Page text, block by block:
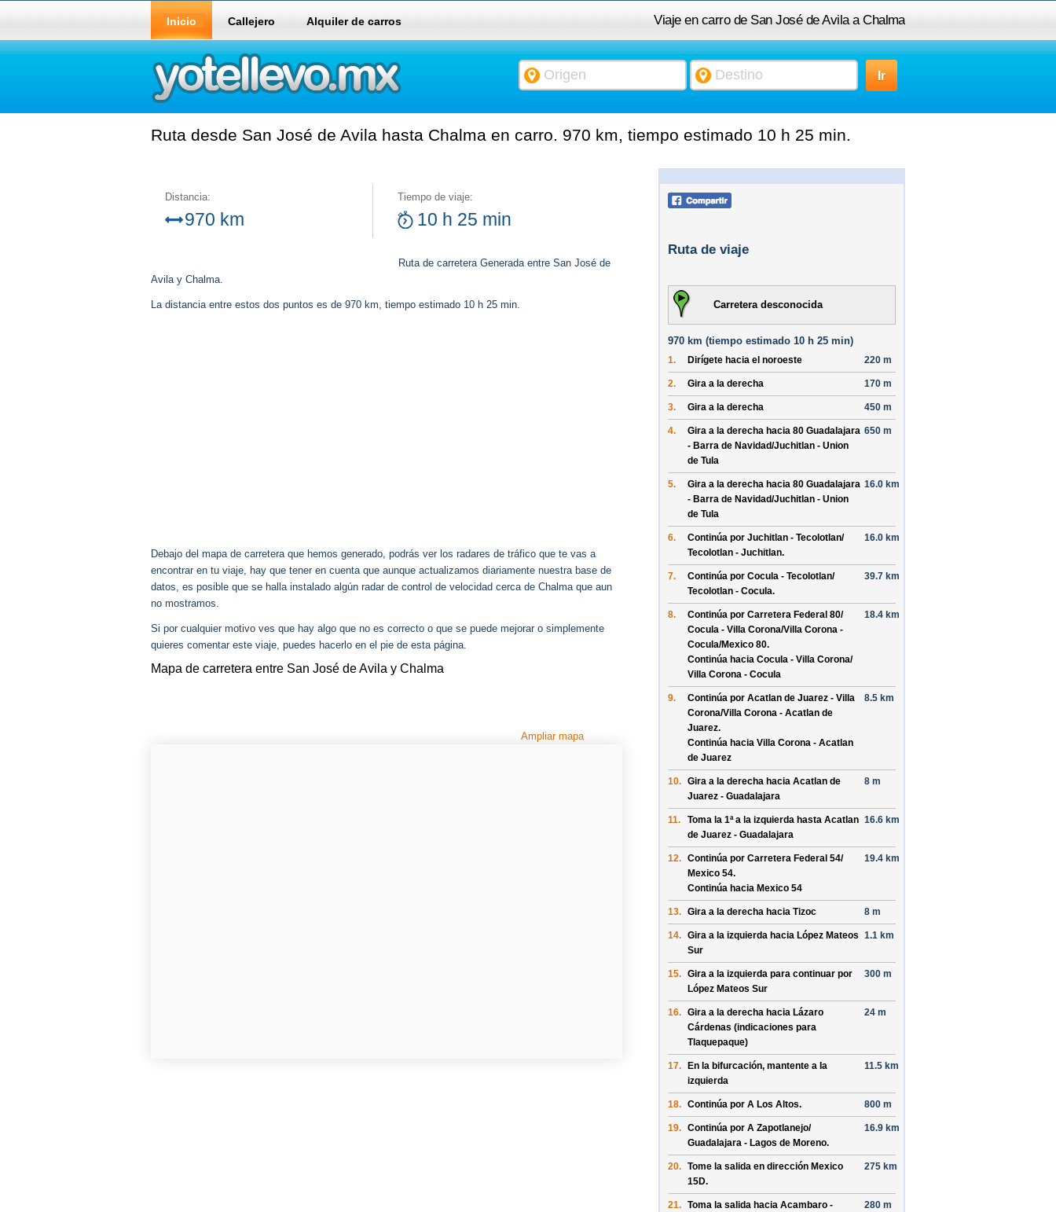
Viaje en carro de San José de Avila a Chalma
Inicio Callejero Alquiler de carros
Ruta desde San José de Avila hasta Chalma en carro. 970 km, tiempo estimado 10 h 25 min.
Distancia:
970 km
Tiempo de viaje:
10 h 25 min
Ruta de carretera Generada entre San José de
Avila y Chalma.
La distancia entre estos dos puntos es de 970 km, tiempo estimado 10 h 25 min.
Debajo del mapa de carretera que hemos generado, podrás ver los radares de tráfico que te vas a
encontrar en tu viaje, hay que tener en cuenta que aunque actualizamos diariamente nuestra base de
datos, es posible que se halla instalado algún radar de control de velocidad cerca de Chalma que aun
no mostramos.
Si por cualquier motivo ves que hay algo que no es correcto o que se puede mejorar o simplemente
quieres comentar este viaje, puedes hacerlo en el pie de esta página.
Mapa de carretera entre San José de Avila y Chalma
Ampliar mapa
Ruta de viaje
Carretera desconocida
970 km (tiempo estimado 10 h 25 min)
1. Dirígete hacia el noroeste 220 m
2. Gira a la derecha 170 m
3. Gira a la derecha 450 m
4. Gira a la derecha hacia 80 Guadalajara
- Barra de Navidad/Juchitlan - Union
de Tula
650 m
5. Gira a la derecha hacia 80 Guadalajara
- Barra de Navidad/Juchitlan - Union
de Tula
16.0 km
6. Continúa por Juchitlan - Tecolotlan/
Tecolotlan - Juchitlan.
16.0 km
7. Continúa por Cocula - Tecolotlan/
Tecolotlan - Cocula.
39.7 km
8. Continúa por Carretera Federal 80/
Cocula - Villa Corona/Villa Corona -
Cocula/Mexico 80.
Continúa hacia Cocula - Villa Corona/
Villa Corona - Cocula
18.4 km
9. Continúa por Acatlan de Juarez - Villa
Corona/Villa Corona - Acatlan de
Juarez.
Continúa hacia Villa Corona - Acatlan
de Juarez
8.5 km
10. Gira a la derecha hacia Acatlan de
Juarez - Guadalajara
8 m
11. Toma la 1ª a la izquierda hasta Acatlan
de Juarez - Guadalajara
16.6 km
12. Continúa por Carretera Federal 54/
Mexico 54.
Continúa hacia Mexico 54
19.4 km
13. Gira a la derecha hacia Tizoc 8 m
14. Gira a la izquierda hacia López Mateos
Sur
1.1 km
15. Gira a la izquierda para continuar por
López Mateos Sur
300 m
16. Gira a la derecha hacia Lázaro
Cárdenas (indicaciones para
Tlaquepaque)
24 m
17.
En la bifurcación, mantente a la
izquierda
11.5 km
18. Continúa por A Los Altos. 800 m
19. Continúa por A Zapotlanejo/
Guadalajara - Lagos de Moreno.
16.9 km
20. Tome la salida en dirección Mexico
15D.
275 km
21. Toma la salida hacia Acambaro -
280 m